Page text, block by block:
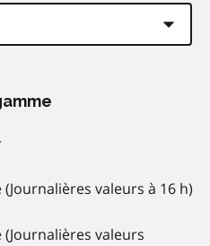
valeurs à 16 h)
valeurs